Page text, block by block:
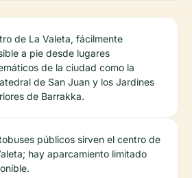
de La Valeta, fácilmente
a pie desde lugares
de la ciudad como la
de San Juan y los Jardines
de Barrakka.
públicos sirven el centro de
hay aparcamiento limitado